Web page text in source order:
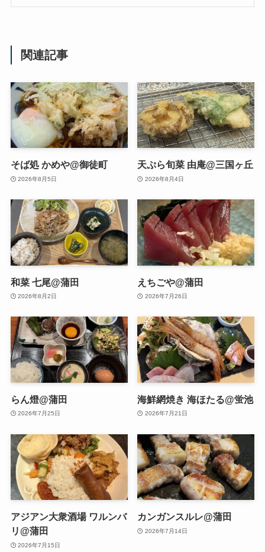
関連記事
そば処 かめや@御徒町
2026年8月5日
天ぷら旬菜 由庵@三国ヶ丘
2026年8月4日
和菜 七尾@蒲田
2026年8月2日
えちごや@蒲田
2026年7月26日
らん燈@蒲田
2026年7月25日
海鮮網焼き 海ほたる@蛍池
2026年7月21日
アジアン大衆酒場 ワルンバ
リ@蒲田
2026年7月15日
カンガンスルレ@蒲田
2026年7月14日